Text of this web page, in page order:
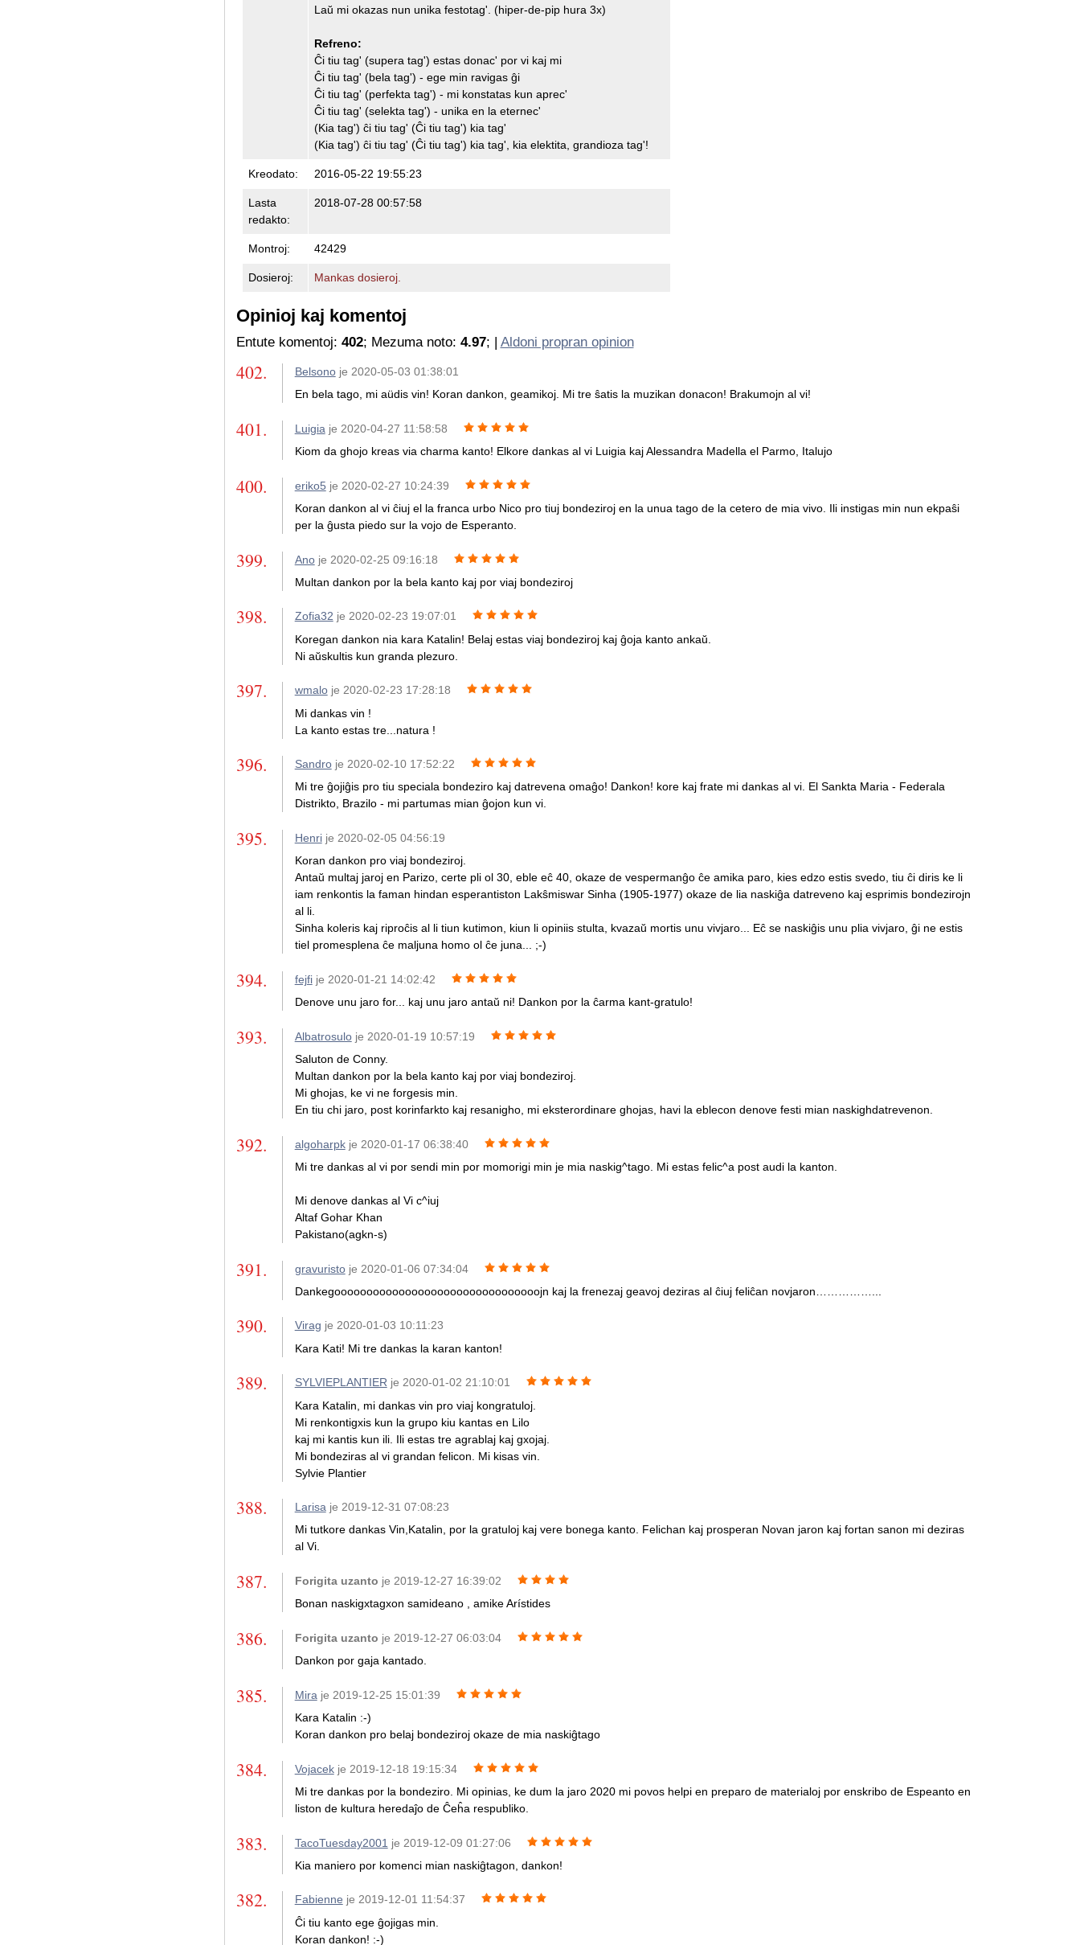
Laŭ mi okazas nun unika festotag'. (hiper-de-pip hura 3x)
Refreno:
Ĉi tiu tag' (supera tag') estas donac' por vi kaj mi
Ĉi tiu tag' (bela tag') - ege min ravigas ĝi
Ĉi tiu tag' (perfekta tag') - mi konstatas kun aprec'
Ĉi tiu tag' (selekta tag') - unika en la eternec'
(Kia tag') ĉi tiu tag' (Ĉi tiu tag') kia tag'
(Kia tag') ĉi tiu tag' (Ĉi tiu tag') kia tag', kia elektita, grandioza tag'!
Kreodato: 2016-05-22 19:55:23
Lasta
redakto:
2018-07-28 00:57:58
Montroj: 42429
Dosieroj: Mankas dosieroj.
Opinioj kaj komentoj
Entute komentoj: 402; Mezuma noto: 4.97; | Aldoni propran opinion
402. Belsonoje 2020-05-03 01:38:01
En bela tago, mi aüdis vin! Koran dankon, geamikoj. Mi tre ŝatis la muzikan donacon! Brakumojn al vi!
401. Luigia je 2020-04-27 11:58:58
Kiom da ghojo kreas via charma kanto! Elkore dankas al vi Luigia kaj Alessandra Madella el Parmo, Italujo
400. eriko5 je 2020-02-27 10:24:39
Koran dankon al vi ĉiuj el la franca urbo Nico pro tiuj bondeziroj en la unua tago de la cetero de mia vivo. Ili instigas min nun ekpaŝi
per la ĝusta piedo sur la vojo de Esperanto.
399. Anoje 2020-02-25 09:16:18
Multan dankon por la bela kanto kaj por viaj bondeziroj
398. Zofia32 je 2020-02-23 19:07:01
Koregan dankon nia kara Katalin! Belaj estas viaj bondeziroj kaj ĝoja kanto ankaŭ.
Ni aŭskultis kun granda plezuro.
397. wmaloje 2020-02-23 17:28:18
Mi dankas vin !
La kanto estas tre...natura !
396. Sandroje 2020-02-10 17:52:22
Mi tre ĝojiĝis pro tiu speciala bondeziro kaj datrevena omaĝo! Dankon! kore kaj frate mi dankas al vi. El Sankta Maria - Federala
Distrikto, Brazilo - mi partumas mian ĝojon kun vi.
395. Henrije 2020-02-05 04:56:19
Koran dankon pro viaj bondeziroj.
Antaŭ multaj jaroj en Parizo, certe pli ol 30, eble eĉ 40, okaze de vespermanĝo ĉe amika paro, kies edzo estis svedo, tiu ĉi diris ke li
iam renkontis la faman hindan esperantiston Lakŝmiswar Sinha (1905-1977) okaze de lia naskiĝa datreveno kaj esprimis bondezirojn
al li.
Sinha koleris kaj riproĉis al li tiun kutimon, kiun li opiniis stulta, kvazaŭ mortis unu vivjaro... Eĉ se naskiĝis unu plia vivjaro, ĝi ne estis
tiel promesplena ĉe maljuna homo ol ĉe juna... ;-)
394. fejfije 2020-01-21 14:02:42
Denove unu jaro for... kaj unu jaro antaŭ ni! Dankon por la ĉarma kant-gratulo!
393. Albatrosuloje 2020-01-19 10:57:19
Saluton de Conny.
Multan dankon por la bela kanto kaj por viaj bondeziroj.
Mi ghojas, ke vi ne forgesis min.
En tiu chi jaro, post korinfarkto kaj resanigho, mi eksterordinare ghojas, havi la eblecon denove festi mian naskighdatrevenon.
392. algoharpkje 2020-01-17 06:38:40
Mi tre dankas al vi por sendi min por momorigi min je mia naskig^tago. Mi estas felic^a post audi la kanton.
Mi denove dankas al Vi c^iuj
Altaf Gohar Khan
Pakistano(agkn-s)
391. gravuristoje 2020-01-06 07:34:04
Dankegoooooooooooooooooooooooooooooooojn kaj la frenezaj geavoj deziras al ĉiuj feliĉan novjaron……………...
390. Virag je 2020-01-03 10:11:23
Kara Kati! Mi tre dankas la karan kanton!
389. SYLVIEPLANTIERje 2020-01-02 21:10:01
Kara Katalin, mi dankas vin pro viaj kongratuloj.
Mi renkontigxis kun la grupo kiu kantas en Lilo
kaj mi kantis kun ili. Ili estas tre agrablaj kaj gxojaj.
Mi bondeziras al vi grandan felicon. Mi kisas vin.
Sylvie Plantier
388. Larisa je 2019-12-31 07:08:23
Mi tutkore dankas Vin,Katalin, por la gratuloj kaj vere bonega kanto. Felichan kaj prosperan Novan jaron kaj fortan sanon mi deziras
al Vi.
387. Forigita uzanto je 2019-12-27 16:39:02
Bonan naskigxtagxon samideano , amike Arístides
386. Forigita uzanto je 2019-12-27 06:03:04
Dankon por gaja kantado.
385. Mira je 2019-12-25 15:01:39
Kara Katalin :-)
Koran dankon pro belaj bondeziroj okaze de mia naskiĝtago
384. Vojacekje 2019-12-18 19:15:34
Mi tre dankas por la bondeziro. Mi opinias, ke dum la jaro 2020 mi povos helpi en preparo de materialoj por enskribo de Espeanto en
liston de kultura heredaĵo de Ĉeĥa respubliko.
383. TacoTuesday2001 je 2019-12-09 01:27:06
Kia maniero por komenci mian naskiĝtagon, dankon!
382. Fabienne je 2019-12-01 11:54:37
Ĉi tiu kanto ege ĝojigas min.
Koran dankon! :-)